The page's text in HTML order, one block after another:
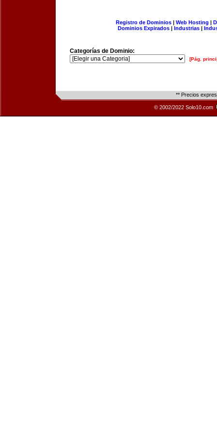
Registro de Dominios| Web Hosting |
Dominios Expirados | Industrias |
Categorías de Dominio:
[Pág.
** Precios
© 2002/2022 Solo10.com